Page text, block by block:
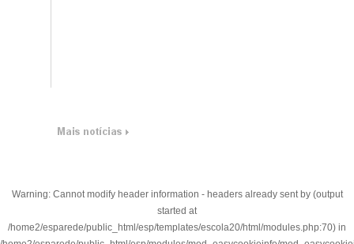
Warning: Cannot modify header information - headers already sent by (output
started at
/home2/esparede/public_html/esp/templates/escola20/html/modules.php:70) in